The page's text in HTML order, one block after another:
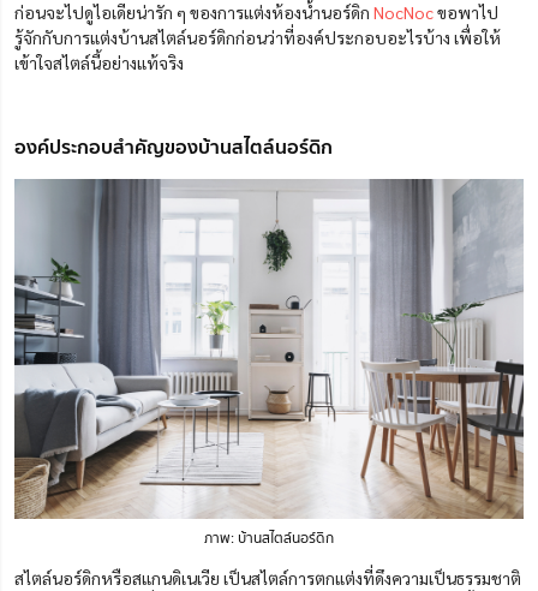
ก่อนจะไปดูไอเดียน่ารัก ๆ ของการแต่งห้องน้ำนอร์ดิก NocNocขอพาไป
รู้จักกับการแต่งบ้านสไตล์นอร์ดิกก่อนว่าที่องค์ประกอบอะไรบ้าง เพื่อให้
เข้าใจสไตล์นี้อย่างแท้จริง
องค์ประกอบสำคัญของบ้านสไตล์นอร์ดิก
ภาพ: บ้านสไตล์นอร์ดิก
สไตล์นอร์ดิกหรือสแกนดิเนเวีย เป็นสไตล์การตกแต่งที่ดึงความเป็นธรรมชาติ